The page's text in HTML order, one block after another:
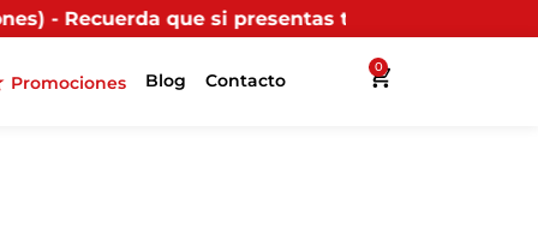
tu factura (física o digital) en uno de
Promociones Blog Contacto
0